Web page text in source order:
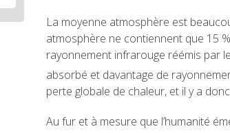
La moyenne atmosphère est
atmosphère ne contiennent que 15
rayonnement infrarouge réémis par
absorbé et davantage de
perte globale de chaleur, et il y a
Au fur et à mesure que l’humanité